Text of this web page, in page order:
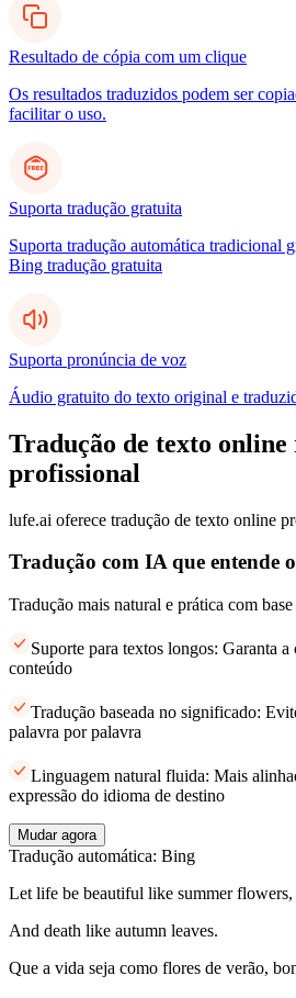
Resultado de cópia com um clique
Os resultados traduzidos podem ser
facilitar o uso.
Suporta tradução gratuita
Suporta tradução automática tradicional
Bing tradução gratuita
Suporta pronúncia de voz
Áudio gratuito do texto original e
Tradução de texto
profissional
lufe.ai oferece tradução de texto online
Tradução com IA que entende
Tradução mais natural e prática com
Suporte para textos longos: Garanta
conteúdo
Tradução baseada no significado:
palavra por palavra
Linguagem natural fluida: Mais
expressão do idioma de destino
Mudar agora
Tradução automática: Bing
Let life be beautiful like summer flowers,
And death like autumn leaves.
Que a vida seja como flores de verão,